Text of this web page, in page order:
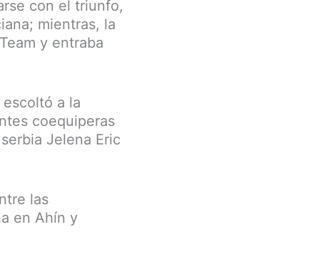
con el triunfo,
mientras, la
y entraba
a la
coequiperas
Jelena Eric
las
en Ahín y